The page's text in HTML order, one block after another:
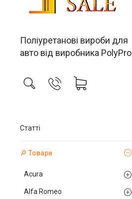
Поліуретанові вироби для
авто від виробника PolyPro
Статті
🔎 Товари
Acura
Alfa Romeo